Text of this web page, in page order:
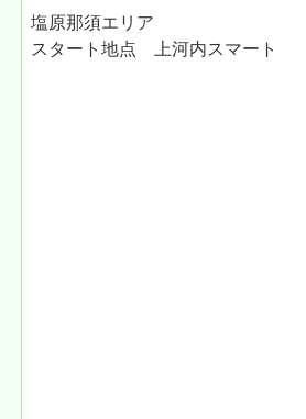
塩原那須エリア
スタート地点 上河内スマート